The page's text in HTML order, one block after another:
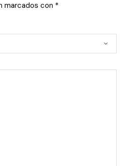
marcados con *